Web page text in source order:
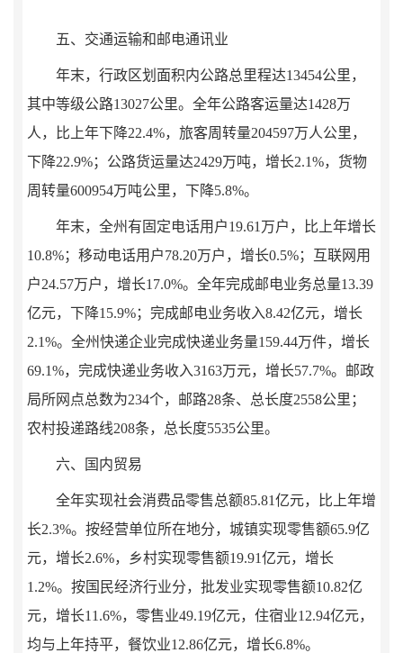
五、交通运输和邮电通讯业
年末，行政区划面积内公路总里程达13454公里，
其中等级公路13027公里。 全年公路客运量达1428万
人，比上年下降22.4%，旅客周转量204597万人公里，
下降22.9%； 公路货运量达2429万吨，增长2.1%，货物
周转量600954万吨公里， 下降5.8%。
年末，全州有固定电话用户19.61 万户，比上年增长
10.8%；移动电话用户78.20万户，增长0.5%；互联网用
户24.57万户，增长17.0%。全年完成邮电业务总量13.39
亿元，下降15.9%；完成邮电业务收入8.42亿元， 增长
2.1%。全州快递企业完成快递业务量159.44万件，增长
69.1%，完成快递业务收入3163万元，增长57.7%。邮政
局所网点总数为234个，邮路28条、总长度2558公里；
农村投递路线208条，总长度5535公里。
六、国内贸易
全年实现社会消费品零售总额85.81亿元，比上年增
长2.3%。按经营单位所在地分，城镇实现零售额65.9亿
元，增长2.6%，乡村实现零售额19.91亿元， 增长
1.2%。按国民经济行业分，批发业实现零售额10.82亿
元， 增长11.6%，零售业49.19亿元，住宿业12.94亿元，
均与上年持平， 餐饮业12.86亿元，增长6.8%。